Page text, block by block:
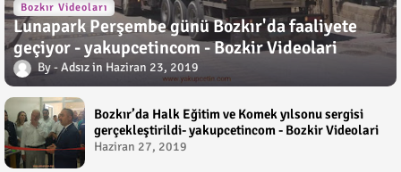
Bozkır Videoları
Lunapark Perşembe günü Bozkır'da faaliyete
geçiyor - yakupcetincom - Bozkir Videolari
Adsız Haziran 23, 2019
Bozkır’da Halk Eğitim ve Komek yılsonu sergisi
gerçekleştirildi- yakupcetincom - Bozkir Videolari
Haziran 27, 2019